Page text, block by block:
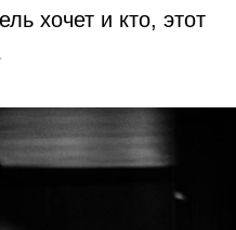
хочет и кто, этот